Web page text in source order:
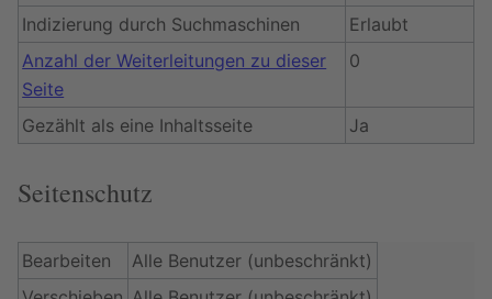
Indizierung durch Suchmaschinen
Erlaubt
Anzahl der Weiterleitungen zu dieser
Seite
0
Gezählt als eine Inhaltsseite Ja
Seitenschutz
Bearbeiten
Alle Benutzer (unbeschränkt)